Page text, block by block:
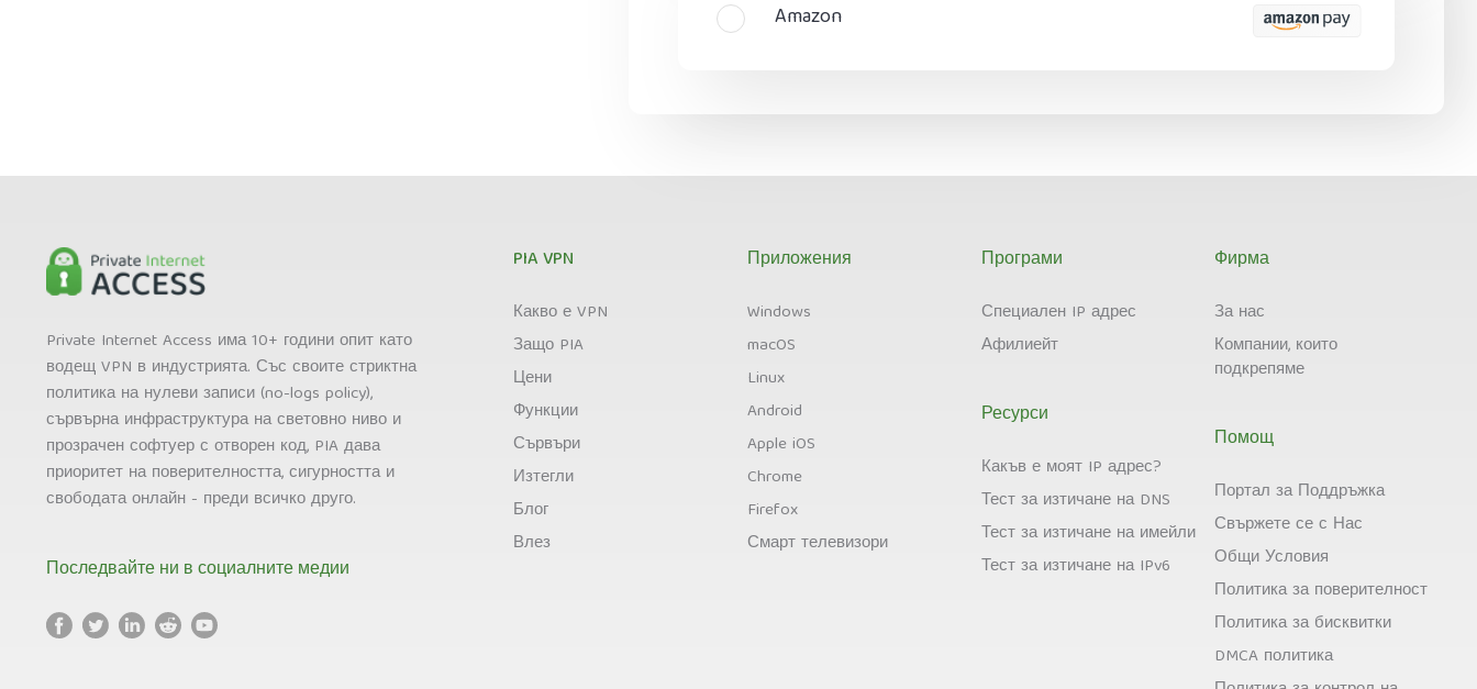
Amazon
Private Internet Access има 10+ години опит като
водещ VPN в индустрията. Със своите стриктна
политика на нулеви записи (no-logs policy),
сървърна инфраструктура на световно ниво и
прозрачен софтуер с отворен код, PIA дава
приоритет на поверителността, сигурността и
свободата онлайн - преди всичко друго.
Последвайте ни в социалните медии
PIA VPN
Какво е VPN
Защо PIA
Цени
Функции
Сървъри
Изтегли
Блог
Влез
Приложения
Windows
macOS
Linux
Android
Apple iOS
Chrome
Firefox
Смарт телевизори
Програми
Специален IP адрес
Афилиейт
Ресурси
Какъв е моят IP адрес?
Тест за изтичане на DNS
Тест за изтичане на имейли
Тест за изтичане на IPv6
Фирма
За нас
Компании, които
подкрепяме
Помощ
Портал за Поддръжка
Свържете се с Нас
Общи Условия
Политика за поверителност
Политика за бисквитки
DMCA политика